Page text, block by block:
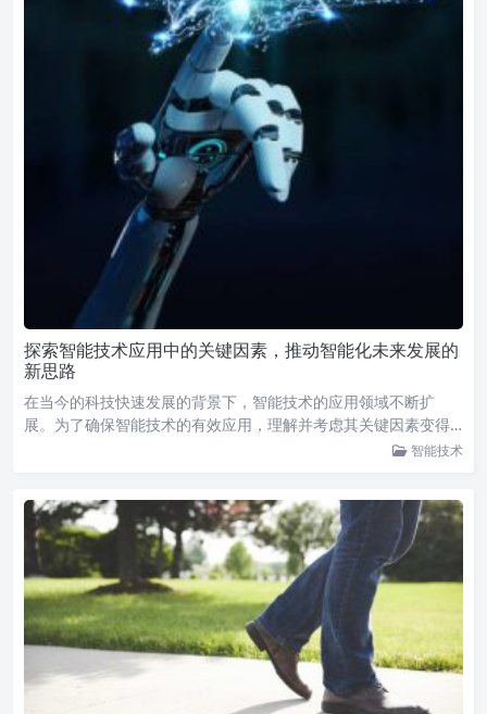
探索智能技术应用中的关键因素，推动智能化未来发展的
新思路
在当今的科技快速发展的背景下，智能技术的应用领域不断扩
展。为了确保智能技术的有效应用，理解并考虑其关键因素变得…
智能技术